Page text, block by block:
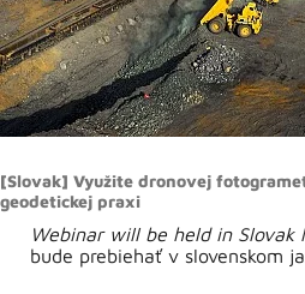
[Slovak] Využite dronovej
geodetickej praxi
Webinar will be held in Slovak
bude prebiehať v slovenskom